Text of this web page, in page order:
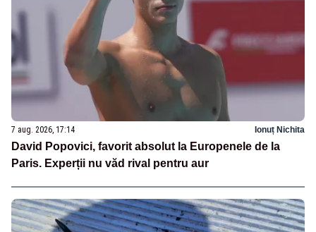
7 aug. 2026, 17:14 Ionuț Nichita
David Popovici, favorit absolut la Europenele de la
Paris. Experții nu văd rival pentru aur